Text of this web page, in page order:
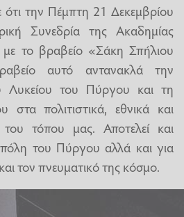
την Πέμπτη 21 Δεκεμβρίου
Συνεδρία της Ακαδημίας
το βραβείο «Σάκη Σπήλιου
αυτό αντανακλά την
Λυκείου του Πύργου και τη
στα πολιτιστικά, εθνικά και
του τόπου μας. Αποτελεί και
του Πύργου αλλά και για
τον πνευματικό της κόσμο.